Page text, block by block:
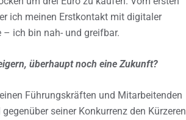
ich meinen Erstkontakt mit digitaler
ich bin nah- und greifbar.
überhaupt noch eine Zukunft?
Führungskräften und Mitarbeitenden
seiner Konkurrenz den Kürzeren